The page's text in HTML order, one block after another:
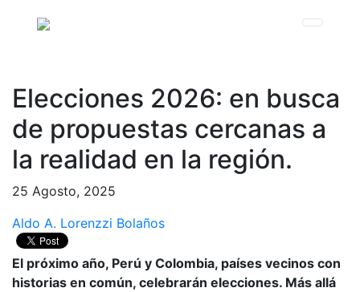
Elecciones 2026: en busca
de propuestas cercanas a
la realidad en la región.
25 Agosto, 2025
Aldo A. Lorenzzi Bolaños
El próximo año, Perú y Colombia, países vecinos con
historias en común, celebrarán elecciones. Más allá